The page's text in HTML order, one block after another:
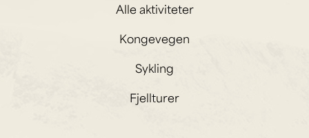
Alle aktiviteter
Kongevegen
Sykling
Fjellturer